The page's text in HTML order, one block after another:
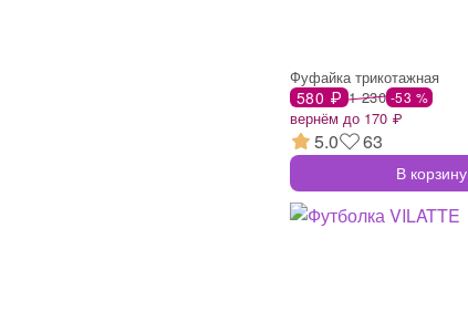
Фуфайка трикотажная
580 ₽ 1 230 -53 %
вернём до 170 ₽
5.0 63
В корзину